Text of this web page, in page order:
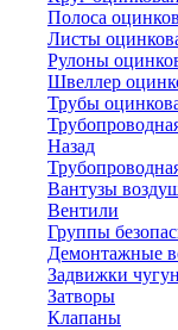
Полоса
Листы
Рулоны
Швеллер
Трубы
Назад
Вантузы
Вентили
Группы
Демонтажные
Задвижки
Затворы
Клапаны